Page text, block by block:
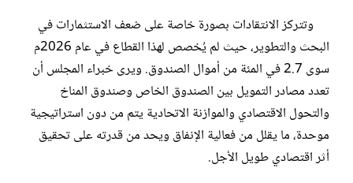
وتتركز الانتقادات بصورة خاصة على ضعف الاستثمارات في
البحث والتطوير، حيث لم يُخصص لهذا القطاع في عام 2026م
سوى 2.7 في المئة من أموال الصندوق. ويرى خبراء المجلس أن
تعدد مصادر التمويل بين الصندوق الخاص وصندوق المناخ
والتحول الاقتصادي والموازنة الاتحادية يتم من دون استراتيجية
موحدة، ما يقلل من فعالية الإنفاق ويحد من قدرته على تحقيق
أثر اقتصادي طويل الأجل.